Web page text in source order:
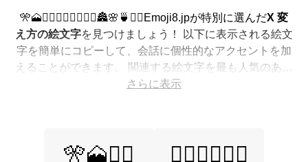
🎌🗻🚶‍♀️🏋️‍♂️🤸‍♀️🏊‍♂️🏯🌸🍵🧘‍♂️Emoji8.jpが特別に選んだX 変
え方の絵文字を見つけましょう！ 以下に表示される絵文
字を簡単にコピーして、会話に個性的なアクセントを加
えることができます。 関連する絵文字を最も人気のある
順に表示しました。さらに多くのオプションが欲しいで
さらに表示
🎌🗻🚶‍♀️ 🏋️‍♂️🤸‍♀️🏊‍♂️